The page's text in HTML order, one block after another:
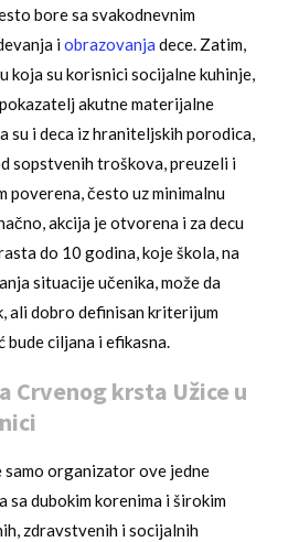
bore sa svakodnevnim
iobrazovanja dece. Zatim,
koja su korisnici socijalne kuhinje,
akutne materijalne
su i deca iz hraniteljskih porodica,
sopstvenih troškova, preuzeli i
poverena, često uz minimalnu
akcija je otvorena i za decu
do 10 godina, koje škola, na
situacije učenika, može da
ali dobro definisan kriterijum
bude ciljana i efikasna.
Crvenog krsta Užice u
samo organizator ove jedne
dubokim korenima i širokim
zdravstvenih i socijalnih